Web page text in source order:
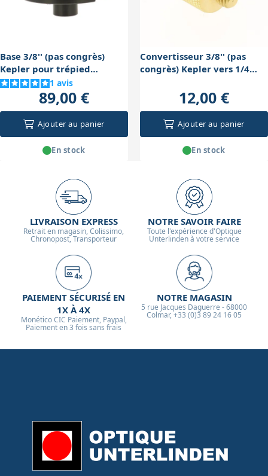
Base 3/8'' (pas congrès)
Kepler pour trépied
EQ5/EQ3/HEQ5
1 avis
89,00 €
Ajouter au panier
En stock
Convertisseur 3/8'' (pas
congrès) Kepler vers 1/4
12,00 €
Ajouter au panier
En stock
LIVRAISON EXPRESS
Retrait en magasin, Colissimo,
Chronopost, Transporteur
NOTRE SAVOIR FAIRE
Toute l'expérience d'Optique
Unterlinden à votre service
PAIEMENT SÉCURISÉ EN
1X À 4X
Monético CIC Paiement, Paypal,
Paiement en 3 fois sans frais
NOTRE MAGASIN
5 rue Jacques Daguerre - 68000
Colmar, +33 (0)3 89 24 16 05